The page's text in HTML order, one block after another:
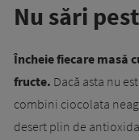
Nu sări
Încheie fiecare masă
fructe. Dacă asta nu
combini ciocolata
desert plin de